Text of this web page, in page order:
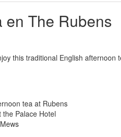
en The Rubens
this traditional English
tea at Rubens
Palace Hotel